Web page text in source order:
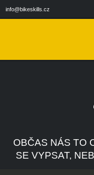
info@bikeskills.cz
OBČAS NÁS TO
SE VYPSAT,